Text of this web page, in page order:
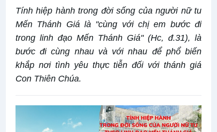
Tính hiệp hành trong đời sống của người nữ tu
Mến Thánh Giá là "cùng với chị em bước đi
trong linh đạo Mến Thánh Giá" (Hc, đ.31), là
bước đi cùng nhau và với nhau để phổ biến
khắp nơi tình yêu thực tiễn đối với thánh giá
Con Thiên Chúa.